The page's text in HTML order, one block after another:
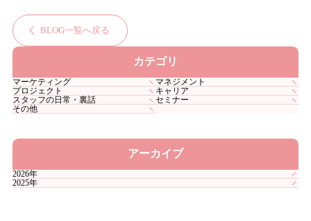
BLOG一覧へ戻る
カテゴリ
マーケティング
マネジメント
プロジェクト
キャリア
スタッフの日常・裏話
セミナー
その他
アーカイブ
2026年
2025年